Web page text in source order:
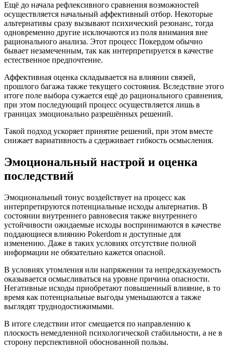
Ещё до начала рефлексивного сравнения возможностей
осуществляется начальный аффективный отбор. Некоторые
альтернативы сразу вызывают психический резонанс, тогда
одновременно другие исключаются из поля внимания вне
рационального анализа. Этот процесс Покердом обычно
бывает незамеченным, так как интерпретируется в качестве
естественное предпочтение.
Аффективная оценка складывается на влиянии связей,
прошлого багажа также текущего состояния. Вследствие этого
итоге поле выбора сужается ещё до рационального сравнения,
при этом последующий процесс осуществляется лишь в
границах эмоционально разрешённых решений.
Такой подход ускоряет принятие решений, при этом вместе
снижает вариативность а сдерживает гибкость осмысления.
Эмоциональный настрой и оценка
последствий
Эмоциональный тонус воздействует на процесс как
интерпретируются потенциальные исходы альтернатив. В
состоянии внутреннего равновесия также внутреннего
устойчивости ожидаемые исходы воспринимаются в качестве
поддающиеся влиянию Pokerdom и доступные для
изменению. Даже в таких условиях отсутствие полной
информации не обязательно кажется опасной.
В условиях утомления или напряжении та непредсказуемость
оказывается осмысливаться на уровне причина опасности.
Негативные исходы приобретают повышенный влияние, в то
время как потенциальные выгоды уменьшаются а также
выглядят труднодостижимыми.
В итоге следствии итог смещается по направлению к
плоскость немедленной психологической стабильности, а не в
сторону перспективной обоснованной пользы.